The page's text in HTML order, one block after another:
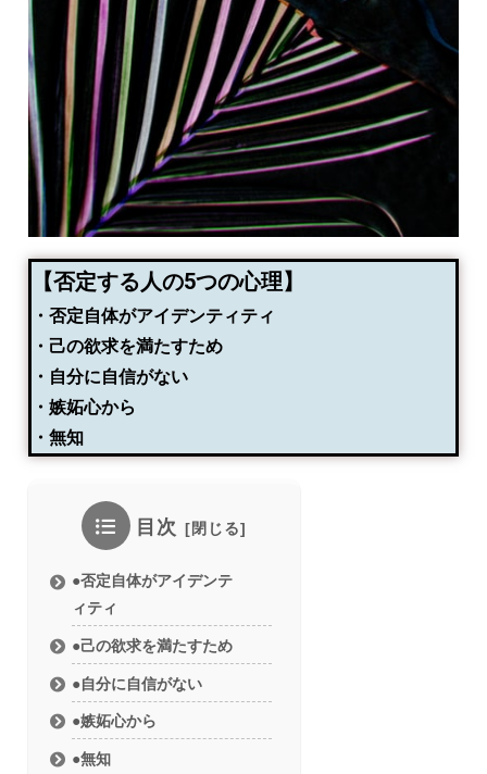
【否定する人の5つの心理】
・否定自体がアイデンティティ
・己の欲求を満たすため
・自分に自信がない
・嫉妬心から
・無知
目次
●否定自体がアイデンテ
ィティ
●己の欲求を満たすため
●自分に自信がない
●嫉妬心から
●無知